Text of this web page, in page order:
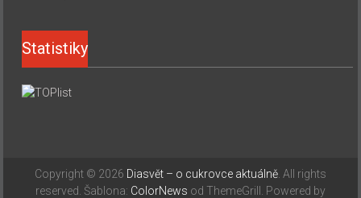
Statistiky
Copyright © 2026 Diasvět – o cukrovce aktuálně . All rights
reserved. Šablona: ColorNews od ThemeGrill. Powered by